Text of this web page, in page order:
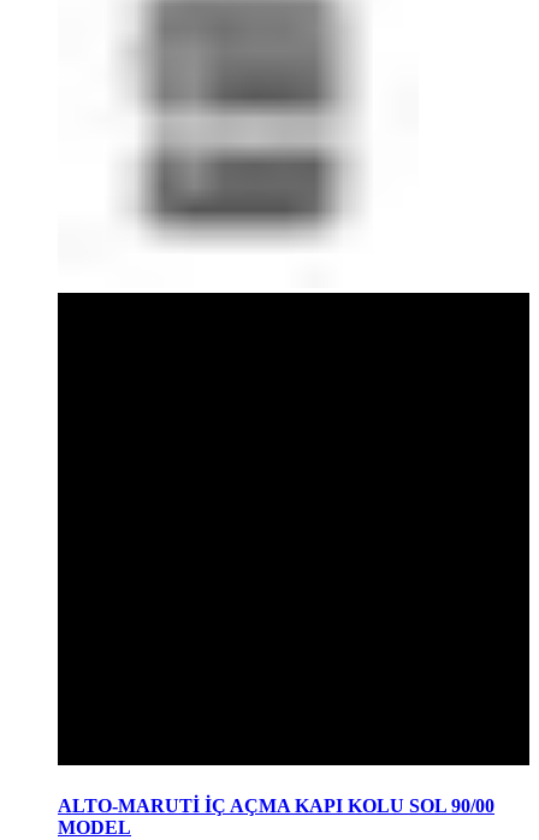
ALTO-MARUTİ İÇ AÇMA KAPI KOLU SOL 90/00
MODEL